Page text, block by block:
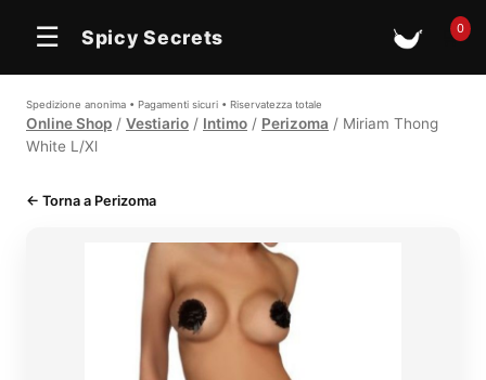
☰ Spicy Secrets 🛒0
Spedizione anonima • Pagamenti sicuri • Riservatezza totale
Online Shop / Vestiario / Intimo / Perizoma / Miriam Thong
White L/Xl
← Torna a Perizoma